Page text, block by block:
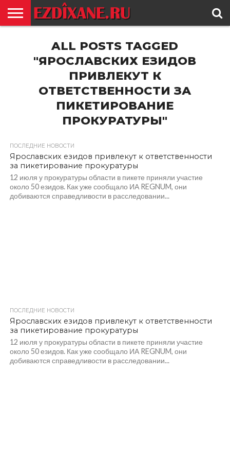
ЕЗИДИЗМ
НОВОСТИ
ИСТОРИЯ
КУЛЬТУРА
КОНТАКТALL POSTS TAGGED
"ЯРОСЛАВСКИХ ЕЗИДОВ
ПРИВЛЕКУТ К
ОТВЕТСТВЕННОСТИ ЗА
ПИКЕТИРОВАНИЕ
ПРОКУРАТУРЫ"
ПОСЛЕДНИЕ НОВОСТИ
Ярославских езидов привлекут к ответственности
за пикетирование прокуратуры
12 июля у прокуратуры области в пикете приняли участие
около 50 езидов. Как уже сообщало ИА REGNUM, они
добиваются справедливости в расследовании...
ПОСЛЕДНИЕ НОВОСТИ
Ярославских езидов привлекут к ответственности
за пикетирование прокуратуры
12 июля у прокуратуры области в пикете приняли участие
около 50 езидов. Как уже сообщало ИА REGNUM, они
добиваются справедливости в расследовании...